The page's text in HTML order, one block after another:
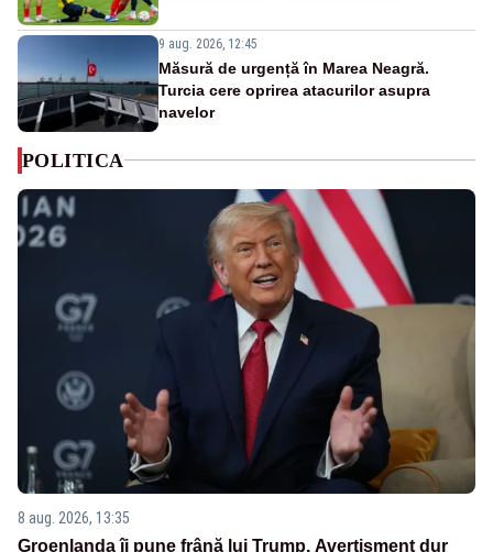
9 aug. 2026, 12:45
Măsură de urgență în Marea Neagră.
Turcia cere oprirea atacurilor asupra
navelor
POLITICA
8 aug. 2026, 13:35
Groenlanda îi pune frână lui Trump. Avertisment dur